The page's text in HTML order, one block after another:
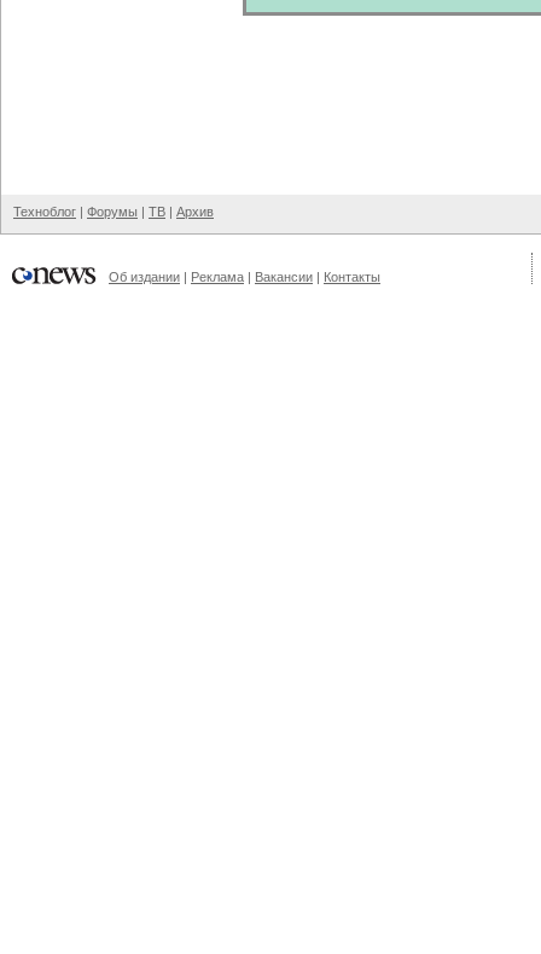
Техноблог | Форумы | ТВ | Архив
Об издании | Реклама | Вакансии | Контакты